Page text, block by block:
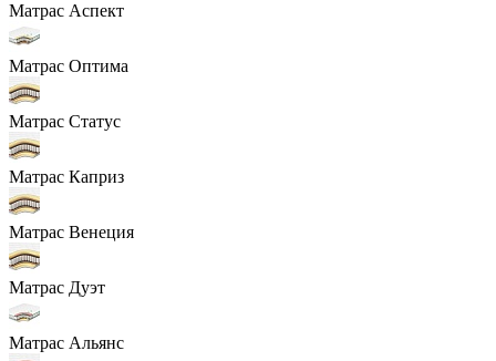
Матрас Аспект
Матрас Оптима
Матрас Статус
Матрас Каприз
Матрас Венеция
Матрас Дуэт
Матрас Альянс